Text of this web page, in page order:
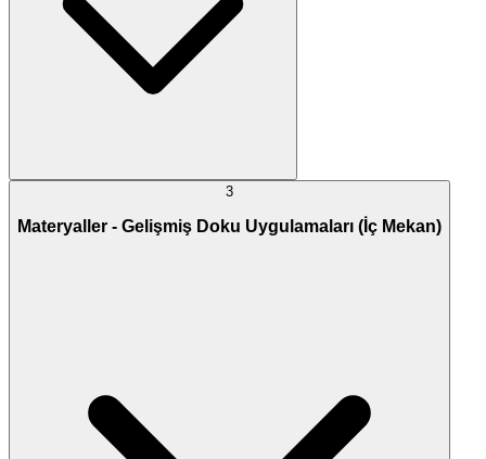
3
Materyaller - Gelişmiş Doku Uygulamaları (İç Mekan)